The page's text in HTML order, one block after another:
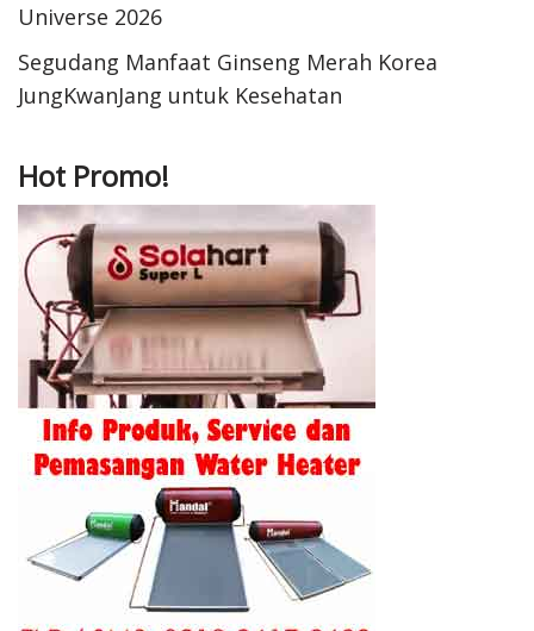
Universe 2026
Segudang Manfaat Ginseng Merah Korea
JungKwanJang untuk Kesehatan
Hot Promo!